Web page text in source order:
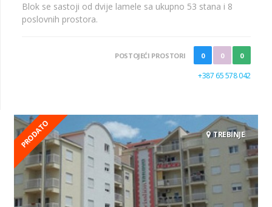
Blok se sastoji od dvije lamele sa ukupno 53 stana i 8
poslovnih prostora.
POSTOJEĆI PROSTORI 0 0 0
+387 65 578 042
PRODATO TREBINJE